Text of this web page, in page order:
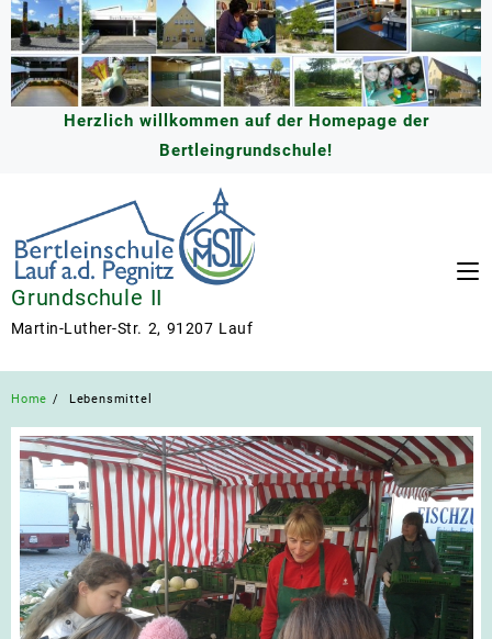
Skip
content
Herzlich willkommen auf der Homepage der
Bertleingrundschule!
Grundschule II
Martin-Luther-Str. 2, 91207 Lauf
Home Lebensmittel